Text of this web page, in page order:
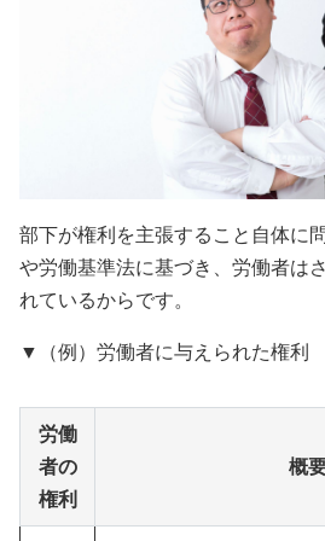
部下が権利を主張すること自体に
や労働基準法に基づき、労働者は
れているからです。
▼（例）労働者に与えられた権利
労働
者の
権利
概